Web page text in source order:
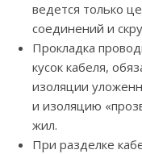
ведется только
соединений и
Прокладка
кусок кабеля,
изоляции
и изоляцию
жил.
При разделке